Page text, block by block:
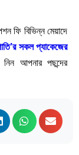
ফি বিভিন্ন মেয়াদে
সকল প্যাকেজের
আপনার পছন্দের